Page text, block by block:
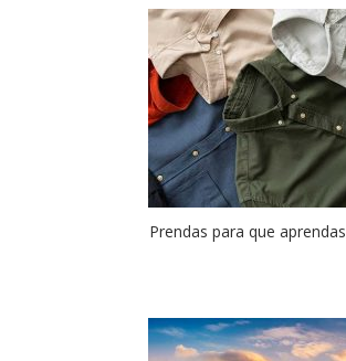
Prendas para que aprendas